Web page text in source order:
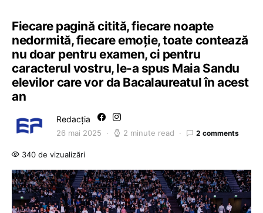
Fiecare pagină citită, fiecare noapte
nedormită, fiecare emoție, toate contează
nu doar pentru examen, ci pentru
caracterul vostru, le-a spus Maia Sandu
elevilor care vor da Bacalaureatul în acest
an
Redacția
26 mai 2025 2 minute read 2 comments
340 de vizualizări